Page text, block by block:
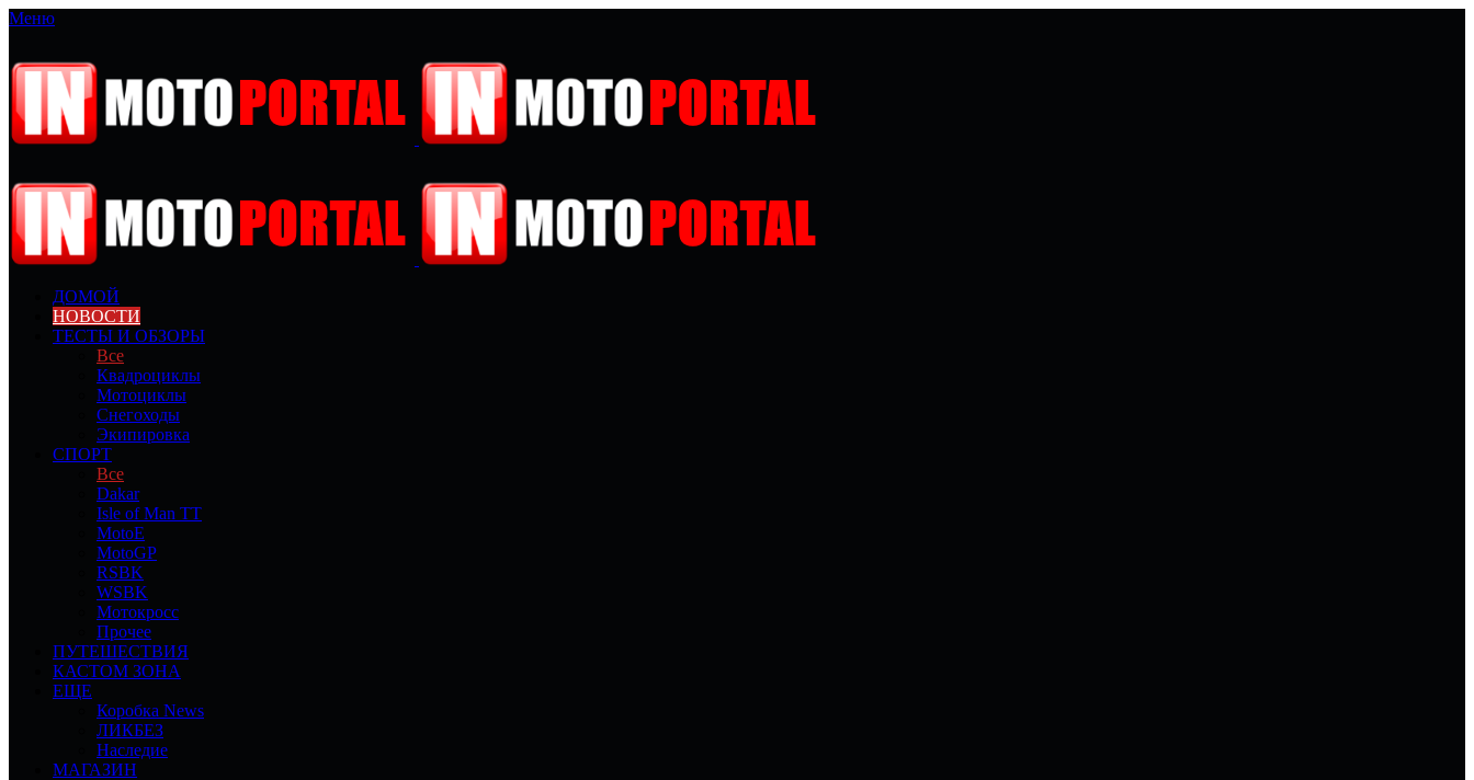
Меню
ДОМОЙ
НОВОСТИ
ТЕСТЫ И ОБЗОРЫ
Все
Квадроциклы
Мотоциклы
Снегоходы
Экипировка
СПОРТ
Все
Dakar
Isle of Man TT
MotoE
MotoGP
RSBK
WSBK
Мотокросс
Прочее
ПУТЕШЕСТВИЯ
КАСТОМ ЗОНА
ЕЩЕ
Коробка News
ЛИКБЕЗ
Наследие
МАГАЗИН